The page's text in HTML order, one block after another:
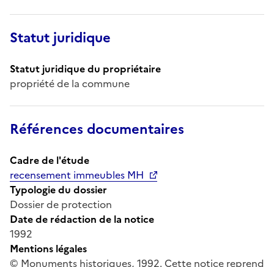
Statut juridique
Statut juridique du propriétaire
propriété de la commune
Références documentaires
Cadre de l'étude
recensement immeubles MH
Typologie du dossier
Dossier de protection
Date de rédaction de la notice
1992
Mentions légales
© Monuments historiques, 1992. Cette notice reprend